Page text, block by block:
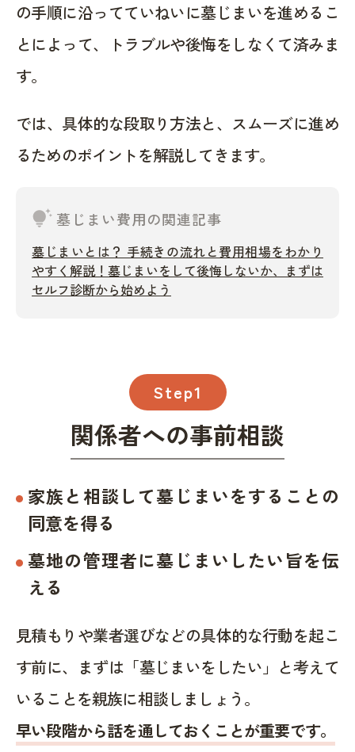
の手順に沿ってていねいに墓じまいを進めるこ
とによって、トラブルや後悔をしなくて済みま
す。
では、具体的な段取り方法と、スムーズに進め
るためのポイントを解説してきます。
tips_and_updates墓じまい費用の関連記事
墓じまいとは？ 手続きの流れと費用相場をわかり
やすく解説！墓じまいをして後悔しないか、まずは
セルフ診断から始めよう
Step1
関係者への事前相談
家族と相談して墓じまいをすることの
同意を得る
墓地の管理者に墓じまいしたい旨を伝
える
見積もりや業者選びなどの具体的な行動を起こ
す前に、まずは「墓じまいをしたい」と考えて
いることを親族に相談しましょう。
早い段階から話を通しておくことが重要です。